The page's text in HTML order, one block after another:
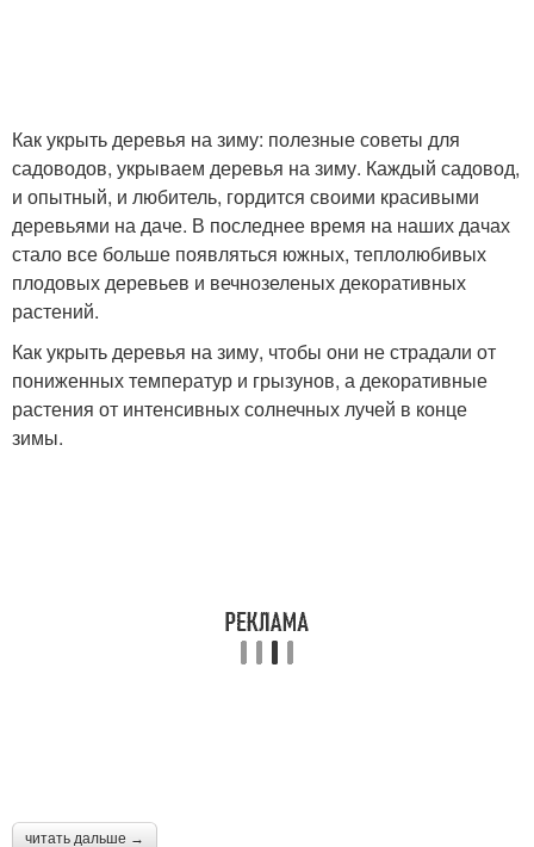
Как укрыть деревья на зиму: полезные советы для
садоводов, укрываем деревья на зиму. Каждый садовод,
и опытный, и любитель, гордится своими красивыми
деревьями на даче. В последнее время на наших дачах
стало все больше появляться южных, теплолюбивых
плодовых деревьев и вечнозеленых декоративных
растений.
Как укрыть деревья на зиму, чтобы они не страдали от
пониженных температур и грызунов, а декоративные
растения от интенсивных солнечных лучей в конце
зимы.
читать дальше →